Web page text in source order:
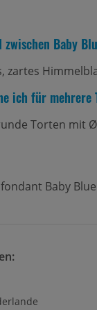
Baby
zartes
ich für mehrere
Torten mit
Baby